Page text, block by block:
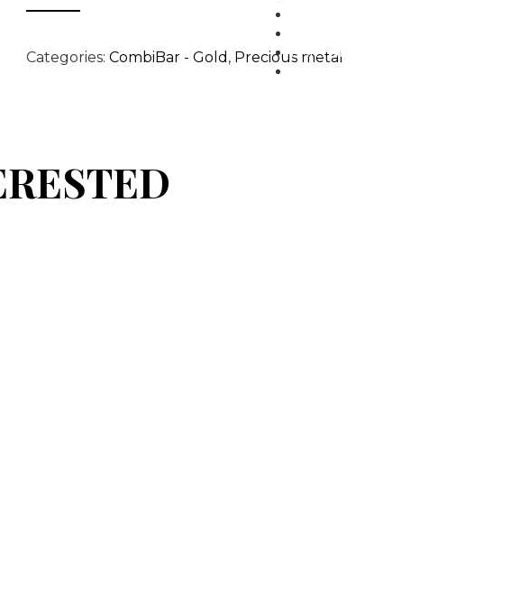
PARTNERS
Categories:CombiBar - Gold , Precious metal